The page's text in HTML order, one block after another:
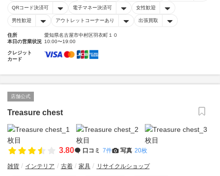
QRコード決済可 電子マネー決済可 女性歓迎
男性歓迎 アウトレットコーナーあり 出張買取
住所
愛知県名古屋市中村区羽衣町１０
本日の営業状況 10:00〜19:00
クレジット
カード
店舗公式
Treasure chest
3.80 口コミ 7件 写真 20枚
雑貨 インテリア 古着 家具 リサイクルショップ